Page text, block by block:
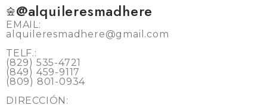
@alquileresmadhere
EMAIL:
alquileresmadhere@gmail.com
TELF.:
(829) 535-4721
(849) 459-9117
(809) 801-0934
DIRECCIÓN: